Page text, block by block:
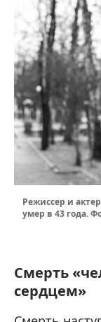
Режиссер и
умер в 43 года.
Смерть
сердцем»